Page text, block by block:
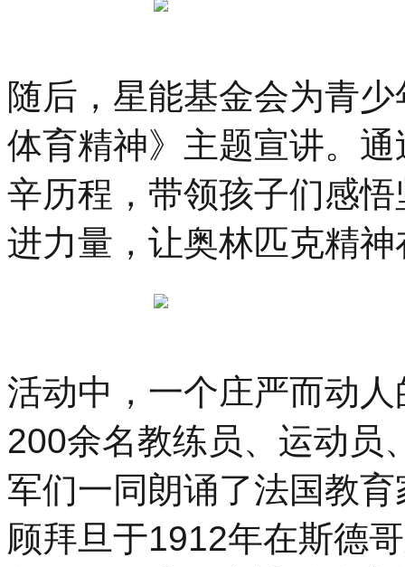
随后，星能基金会为青
体育精神》主题宣讲。
辛历程，带领孩子们感
进力量，让奥林匹克精
活动中，一个庄严而动
200余名教练员、运动员
军们一同朗诵了法国教
顾拜旦于1912年在斯德